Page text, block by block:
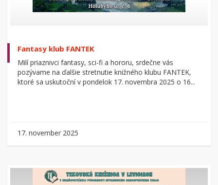
Fantasy klub FANTEK
Milí priaznivci fantasy, sci-fi a hororu, srdečne vás
pozývame na ďalšie stretnutie knižného klubu FANTEK,
ktoré sa uskutoční v pondelok 17. novembra 2025 o 16...
17. november 2025